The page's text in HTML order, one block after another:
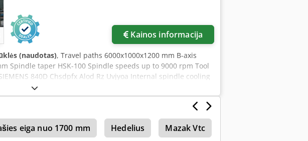
Kainos informacija
(naudotas), Travel paths 6000x1000x1200 mm B-axis
Spindle taper HSK-100 Spindle speeds up to 9000 rpm Tool
840D Chsdpfx Alod Rz Uvjyoa Internal spindle cooling
system 3R MARCELS MASCHINEN CH
eiga nuo 1700 mm
Hedelius Mazak Vtc